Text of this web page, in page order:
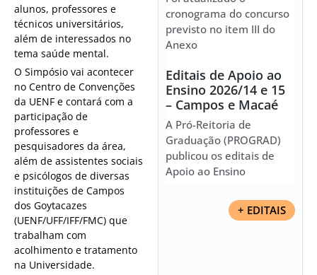
alunos, professores e
técnicos universitários,
além de interessados no
tema saúde mental.
O Simpósio vai acontecer
no Centro de Convenções
da UENF e contará com a
participação de
professores e
pesquisadores da área,
além de assistentes sociais
e psicólogos de diversas
instituições de Campos
dos Goytacazes
(UENF/UFF/IFF/FMC) que
trabalham com
acolhimento e tratamento
na Universidade.
cronograma do concurso
previsto no item III do
Anexo
Editais de Apoio ao
Ensino 2026/14 e 15
– Campos e Macaé
A Pró-Reitoria de
Graduação (PROGRAD)
publicou os editais de
Apoio ao Ensino
+ EDITAIS